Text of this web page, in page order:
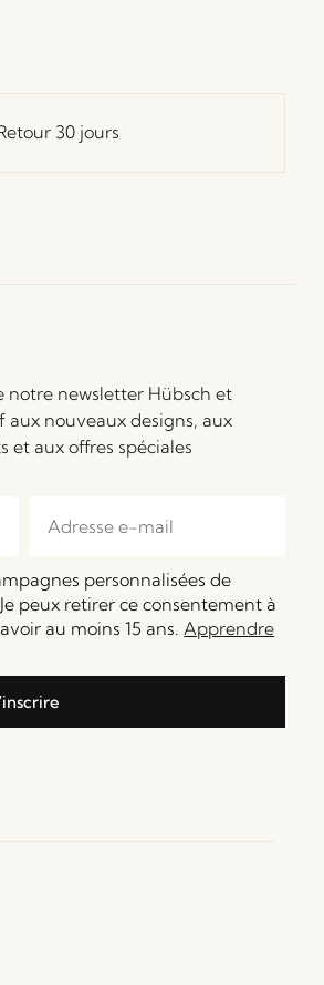
30 jours
notre newsletter Hübsch et
aux nouveaux designs, aux
et aux offres spéciales
personnalisées de
peux retirer ce consentement à
au moins 15 ans. Apprendre